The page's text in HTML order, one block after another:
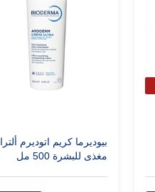
بيوديرما كريم اتوديرم ألترا
مغذى للبشرة 500 مل